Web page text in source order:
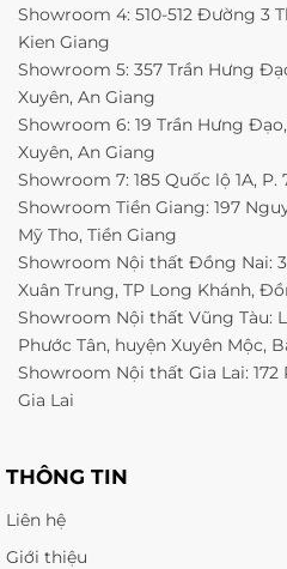
Showroom 4: 510-512 Đường 3
Kien Giang
Showroom 5: 357 Trần Hưng
Xuyên, An Giang
Showroom 6: 19 Trần Hưng
Xuyên, An Giang
Showroom 7: 185 Quốc lộ 1A, P.
Showroom Tiền Giang: 197
Mỹ Tho, Tiền Giang
Showroom Nội thất Đồng Nai:
Xuân Trung, TP Long Khánh,
Showroom Nội thất Vũng Tàu:
Phước Tân, huyện Xuyên Mộc,
Showroom Nội thất Gia Lai:
Gia Lai
THÔNG TIN
Liên hệ
Giới thiệu